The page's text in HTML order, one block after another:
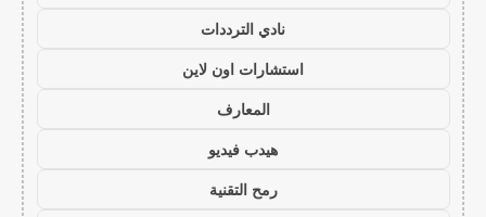
نادي الترددات
استشارات اون لاين
المعارف
هيدب فيديو
رمح التقنية